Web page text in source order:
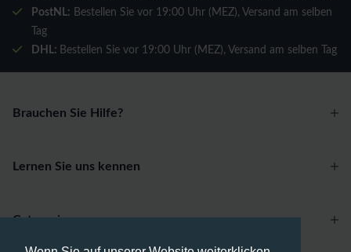
PostNL: Bestellen Sie vor 19:00 Uhr (MEZ), Versand am selben
Tag
DHL: Bestellen Sie vor 19:00 Uhr (MEZ), Versand am selben Tag
Brauchen Sie Hilfe?
Lernen Sie uns kennen
Categories